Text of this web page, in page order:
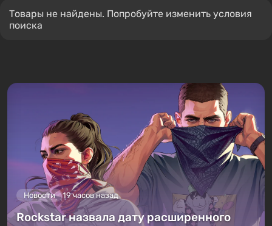
Товары не найдены. Попробуйте изменить условия
поиска
Новости 19 часов назад
Rockstar назвала дату расширенного